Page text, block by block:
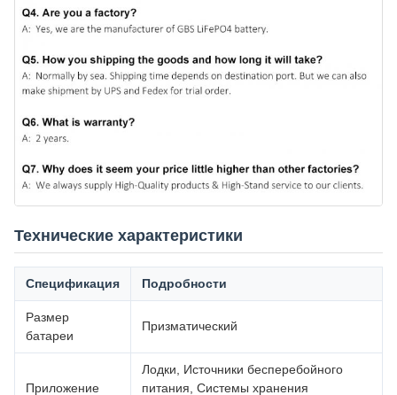
Технические характеристики
Спецификация Подробности
Размер
батареи
Призматический
Приложение
Лодки, Источники бесперебойного
питания, Системы хранения